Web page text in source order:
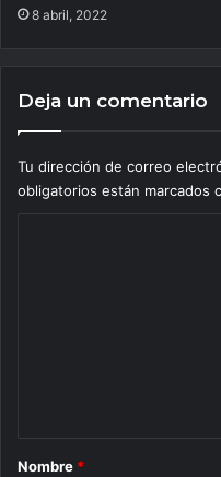
8 abril, 2022
Deja un comentario
Tu dirección de correo
obligatorios están marcados
rNombre *